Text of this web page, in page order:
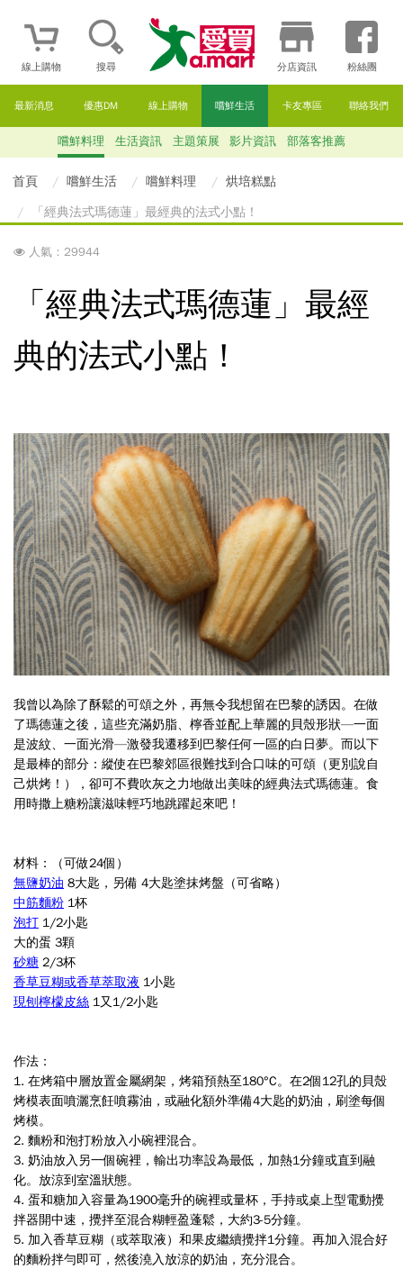
線上購物 搜尋 分店資訊 粉絲團
最新消息 優惠DM 線上購物 嚐鮮生活 卡友專區 聯絡我們
嚐鮮料理 生活資訊 主題策展 影片資訊 部落客推薦
首頁 嚐鮮生活 嚐鮮料理
烘培糕點
「經典法式瑪德蓮」最經典的法式小點！
人氣：29944
「經典法式瑪德蓮」最經
典的法式小點！
我曾以為除了酥鬆的可頌之外，再無令我想留在巴黎的誘因。在做
了瑪德蓮之後，這些充滿奶脂、檸香並配上華麗的貝殼形狀—一面
是波紋、一面光滑—激發我遷移到巴黎任何一區的白日夢。而以下
是最棒的部分：縱使在巴黎郊區很難找到合口味的可頌（更別說自
己烘烤！），卻可不費吹灰之力地做出美味的經典法式瑪德蓮。食
用時撒上糖粉讓滋味輕巧地跳躍起來吧！
材料 ：（可做24個）
無鹽奶油 8大匙，另備 4大匙塗抹烤盤（可省略）
中筋麵粉 1杯
泡打 1/2小匙
大的蛋 3顆
砂糖 2/3杯
香草豆糊或香草萃取液 1小匙
現刨檸檬皮絲 1又1/2小匙
作法 ：
1. 在烤箱中層放置金屬網架，烤箱預熱至180°C。在2個12孔的貝殼
烤模表面噴灑烹飪噴霧油，或融化額外準備4大匙的奶油，刷塗每個
烤模。
2. 麵粉和泡打粉放入小碗裡混合。
3. 奶油放入另一個碗裡，輸出功率設為最低，加熱1分鐘或直到融
化。放涼到室溫狀態。
4. 蛋和糖加入容量為1900毫升的碗裡或量杯，手持或桌上型電動攪
拌器開中速，攪拌至混合糊輕盈蓬鬆，大約3-5分鐘。
5. 加入香草豆糊（或萃取液）和果皮繼續攪拌1分鐘。再加入混合好
的麵粉拌勻即可，然後澆入放涼的奶油，充分混合。